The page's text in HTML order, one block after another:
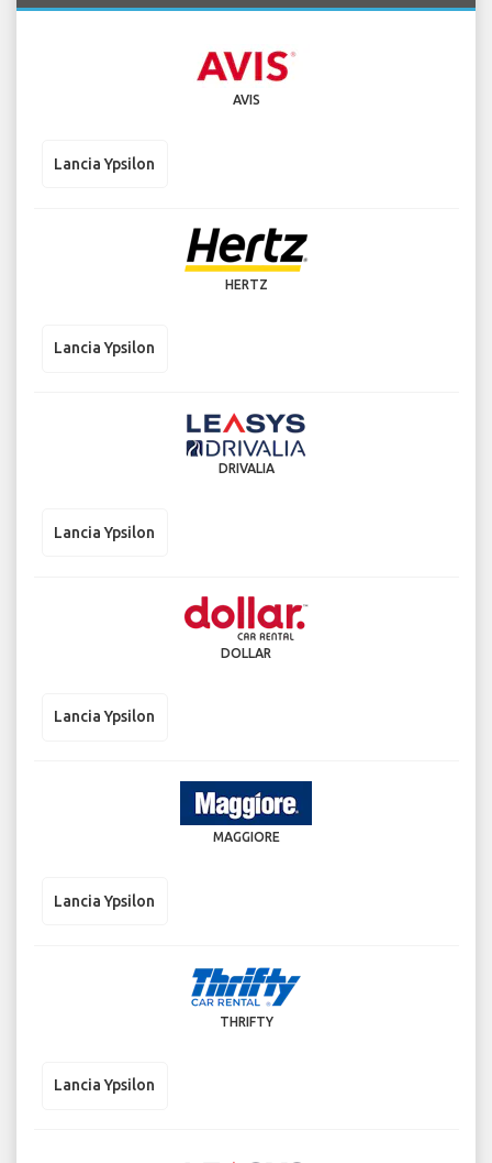
AVIS
Lancia Ypsilon
HERTZ
Lancia Ypsilon
DRIVALIA
Lancia Ypsilon
DOLLAR
Lancia Ypsilon
MAGGIORE
Lancia Ypsilon
THRIFTY
Lancia Ypsilon